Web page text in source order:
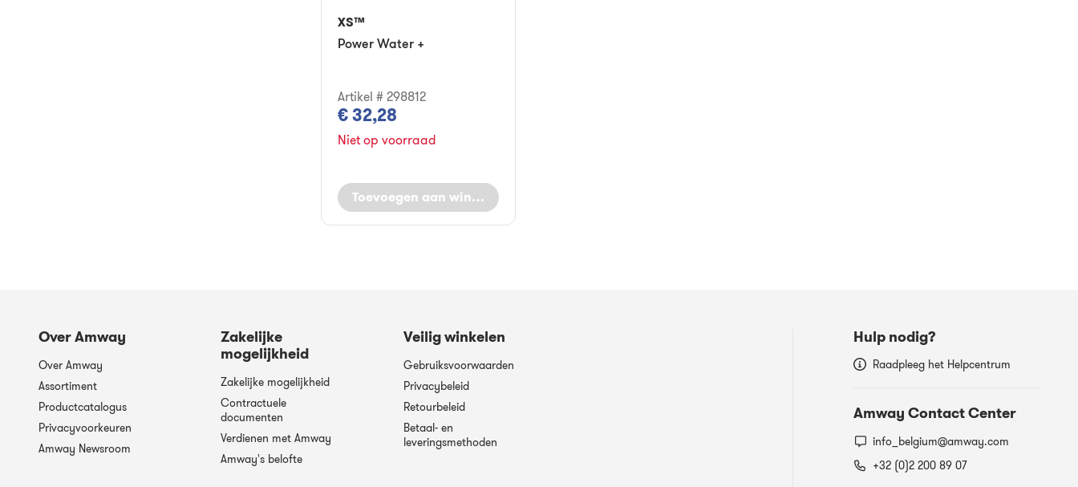
XS™
Power Water +
Artikel # 298812
€ 32,28
Niet op voorraad
Toevoegen aan winkelwagen
Over Amway
Over Amway
Assortiment
Productcatalogus
Privacyvoorkeuren
Amway Newsroom
Zakelijke
mogelijkheid
Zakelijke mogelijkheid
Contractuele
documenten
Verdienen met Amway
Amway's belofte
Veilig winkelen
Gebruiksvoorwaarden
Privacybeleid
Retourbeleid
Betaal- en
leveringsmethoden
Hulp nodig?
Raadpleeg het Helpcentrum
Amway Contact Center
info_belgium@amway.com
+32 (0)2 200 89 07